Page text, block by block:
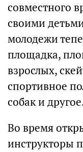
совместного
своими
молодежи
площадка,
взрослых,
спортивное
собак и
Во время
инструкторы